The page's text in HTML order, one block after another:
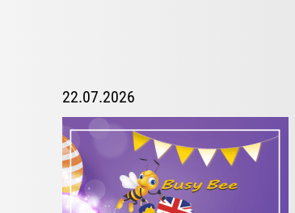
22.07.2026